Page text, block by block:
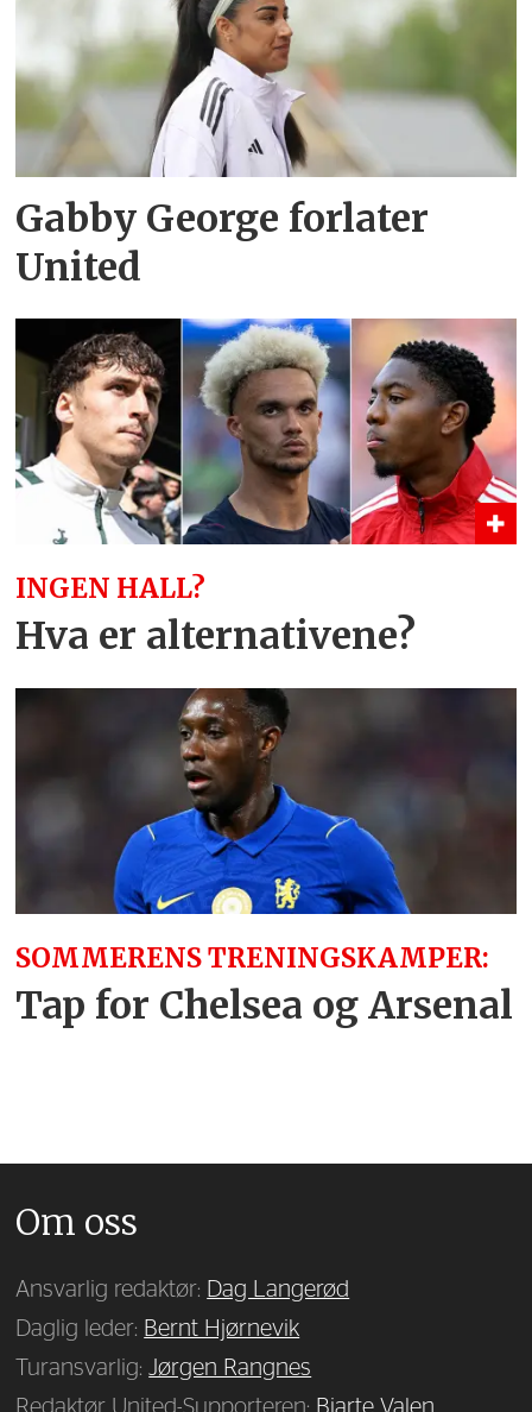
Gabby George forlater
United
INGEN HALL?
Hva er alternativene?
SOMMERENS TRENINGSKAMPER:
Tap for Chelsea og Arsenal
Om oss
Ansvarlig redaktør: Dag Langerød
Daglig leder: Bernt Hjørnevik
Turansvarlig:Jørgen Rangnes